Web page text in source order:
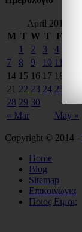
April 2014
M T W T F
« Mar May »
1 2 3 4
7
8 9 10 11
14 15 16 17 18
21 22 23 24 25
28 29 30
Copyright © 2014 -
Home
Blog
Sitemap
Επικοινωνια
Ποιος Ειμαι;